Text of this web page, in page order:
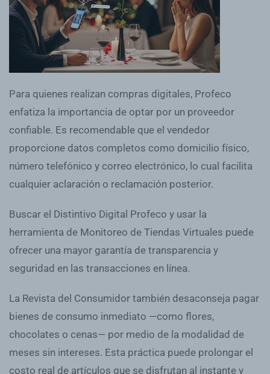
Para quienes realizan compras digitales, Profeco
enfatiza la importancia de optar por un proveedor
confiable. Es recomendable que el vendedor
proporcione datos completos como domicilio físico,
número telefónico y correo electrónico, lo cual facilita
cualquier aclaración o reclamación posterior.
Buscar el Distintivo Digital Profeco y usar la
herramienta de Monitoreo de Tiendas Virtuales puede
ofrecer una mayor garantía de transparencia y
seguridad en las transacciones en línea.
La Revista del Consumidor también desaconseja pagar
bienes de consumo inmediato —como flores,
chocolates o cenas— por medio de la modalidad de
meses sin intereses. Esta práctica puede prolongar el
costo real de artículos que se disfrutan al instante y